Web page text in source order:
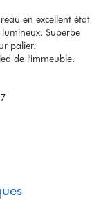
en excellent état
Superbe
palier.
de l'immeuble.